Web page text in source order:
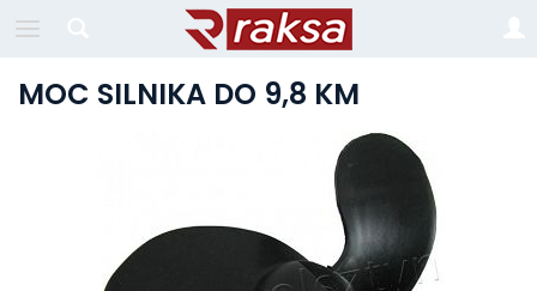
MOC SILNIKA DO 9,8 KM